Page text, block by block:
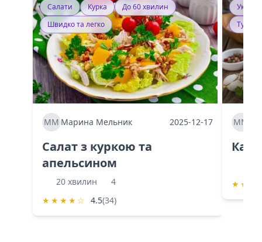
Салати Курка
До 60 хвилин
Швидко та легко
ММ Марина Мельник 2025-12-17
Салат з куркою та
апельсином
20 хвилин
4
★ ★ ★ ★ ☆ 4.5(34)
ММ
★ ★